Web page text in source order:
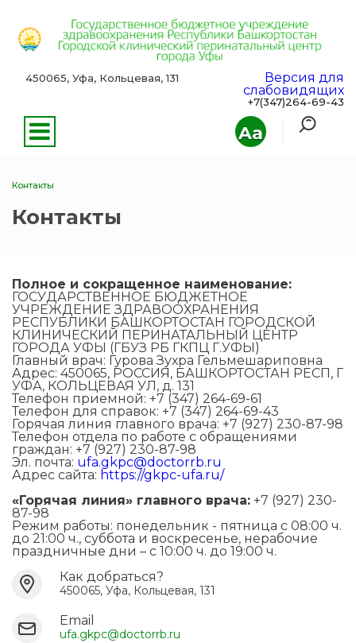
Aa
450065, Уфа, Кольцевая, 131
Версия для
слабовидящих
+7(347)264-69-43
Контакты
Контакты
Полное и сокращенное наименование:
ГОСУДАРСТВЕННОЕ БЮДЖЕТНОЕ
УЧРЕЖДЕНИЕ ЗДРАВООХРАНЕНИЯ
РЕСПУБЛИКИ БАШКОРТОСТАН ГОРОДСКОЙ
КЛИНИЧЕСКИЙ ПЕРИНАТАЛЬНЫЙ ЦЕНТР
ГОРОДА УФЫ (ГБУЗ РБ ГКПЦ Г.УФЫ)
Главный врач: Гурова Зухра Гельмешариповна
Адрес: 450065, РОССИЯ, БАШКОРТОСТАН РЕСП, Г
УФА, КОЛЬЦЕВАЯ УЛ, д. 131
Телефон приемной: +7 (347) 264-69-61
Телефон для справок: +7 (347) 264-69-43
Горячая линия главного врача: +7 (927) 230-87-98
Телефон отдела по работе с обращениями
граждан: +7 (927) 230-87-98
Эл. почта: ufa.gkpc@doctorrb.ru
Адрес сайта: https://gkpc-ufa.ru/
«Горячая линия» главного врача: +7 (927) 230-
87-98
Режим работы: понедельник - пятница с 08:00 ч.
до 21:00 ч., суббота и воскресенье, нерабочие
праздничные дни – с 10:00 ч. до 19:00 ч.
Как добраться?
450065, Уфа, Кольцевая, 131
Email
ufa.gkpc@doctorrb.ru